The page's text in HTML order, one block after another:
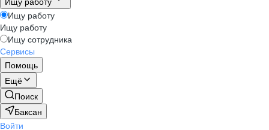
Ищу работу
Ищу работу
Ищу сотрудника
Сервисы
Помощь
Ещё
Поиск
Баксан
Войти